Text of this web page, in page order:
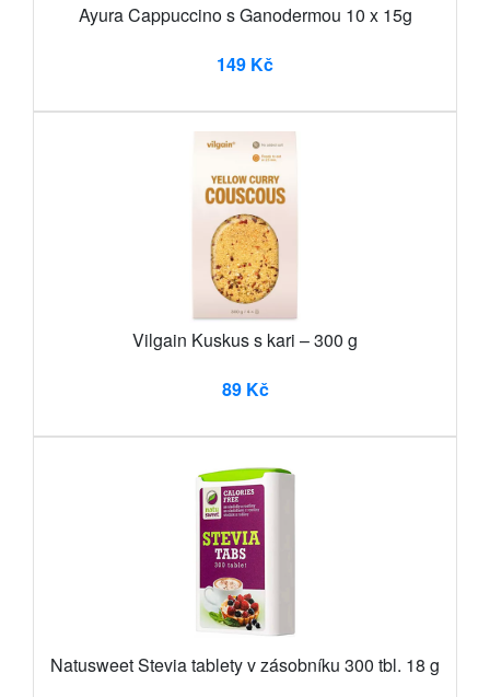
Ayura Cappuccino s Ganodermou 10 x 15g
149 Kč
Vilgain Kuskus s kari – 300 g
89 Kč
Natusweet Stevia tablety v zásobníku 300 tbl. 18 g